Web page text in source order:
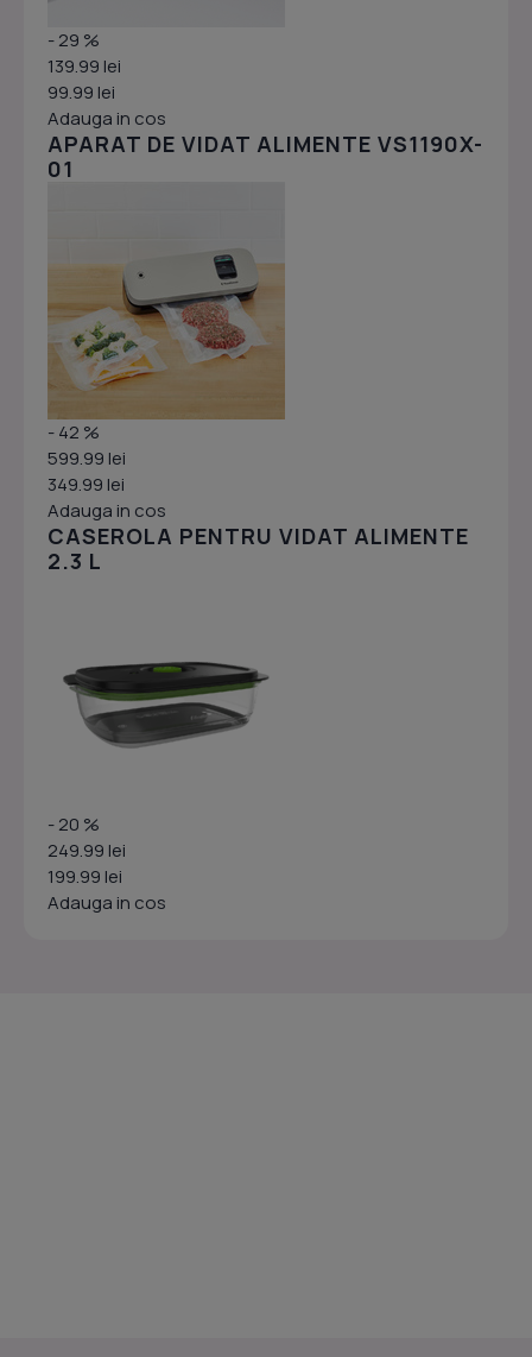
- 29 %
139.99 lei
99.99 lei
Adauga in cos
APARAT DE VIDAT ALIMENTE VS1190X-
01
- 42 %
599.99 lei
349.99 lei
Adauga in cos
CASEROLA PENTRU VIDAT ALIMENTE
2.3 L
- 20 %
249.99 lei
199.99 lei
Adauga in cos